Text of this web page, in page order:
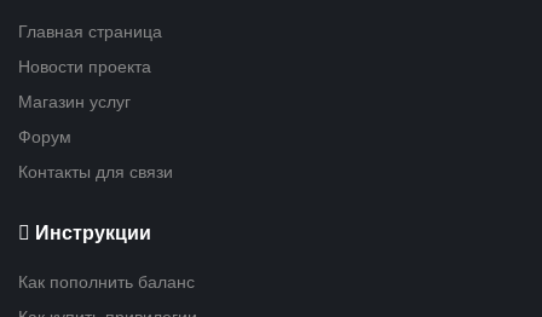
Главная страница
Новости проекта
Магазин услуг
Форум
Контакты для связи
Инструкции
Как пополнить баланс